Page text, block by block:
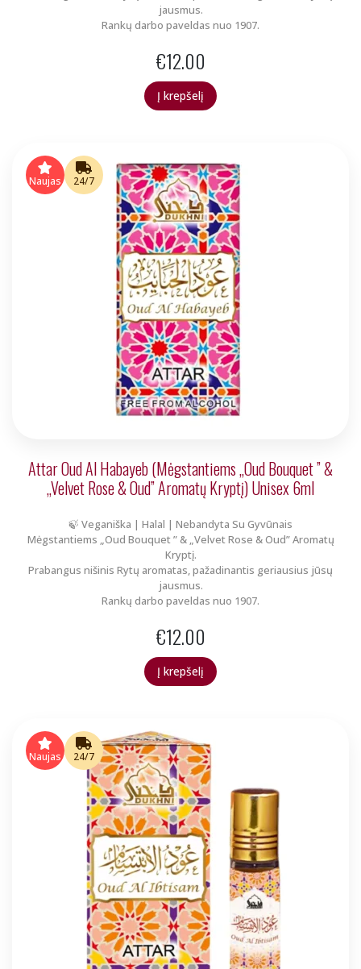
jausmus.
Rankų darbo paveldas nuo 1907.
€12.00
Į krepšelį
Naujas 24/7
Attar Oud Al Habayeb (Mėgstantiems „Oud Bouquet ” &
„Velvet Rose & Oud” Aromatų Kryptį) Unisex 6ml
🍃 Veganiška | Halal | Nebandyta Su Gyvūnais
Mėgstantiems „Oud Bouquet ” & „Velvet Rose & Oud” Aromatų
Kryptį.
Prabangus nišinis Rytų aromatas, pažadinantis geriausius jūsų
jausmus.
Rankų darbo paveldas nuo 1907.
€12.00
Į krepšelį
Naujas 24/7